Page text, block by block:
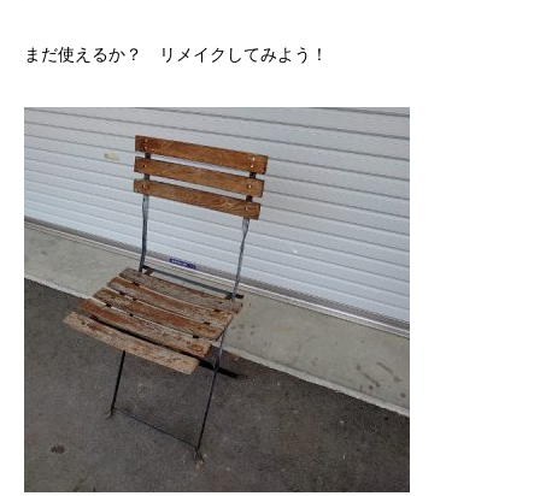
まだ使えるか？ リメイクしてみよう！